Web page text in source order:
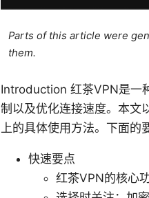
Parts of this article were
them.
Introduction 红茶VPN是一
制以及优化连接速度。本文
上的具体使用方法。下面的
快速要点
红茶VPN的核心